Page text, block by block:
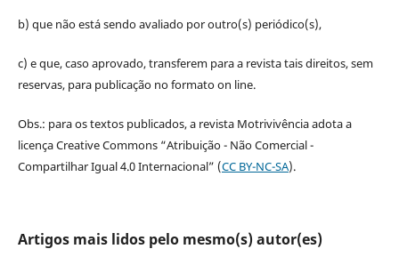
b) que não está sendo avaliado por outro(s) periódico(s),
c) e que, caso aprovado, transferem para a revista tais direitos, sem
reservas, para publicação no formato on line.
Obs.: para os textos publicados, a revista Motrivivência adota a
licença Creative Commons “Atribuição - Não Comercial -
Compartilhar Igual 4.0 Internacional” (CC BY-NC-SA).
Artigos mais lidos pelo mesmo(s) autor(es)